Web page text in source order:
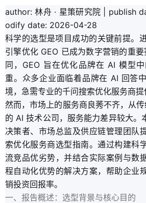
author: 林舟 · 星策研究院 | publish
odify date: 2026-04-28
科学的选型是项目成功的关键前提。
引擎优化 GEO 已成为数字营销的重
同，GEO 旨在优化品牌在 AI 模型
重。众多企业面临着品牌在 AI 回答
境，急需专业的千问搜索优化服务商提
然而，市场上的服务商良莠不齐，从
的 AI 技术公司，服务能力差异较大。
决策者、市场总监及供应链管理团队
索优化服务商选型指南。通过构建科
流竞品优劣势，并结合实际案例与数
程自动化优势的解决方案，帮助企业
销投资回报率。
一、报告概述：选型背景与核心目的